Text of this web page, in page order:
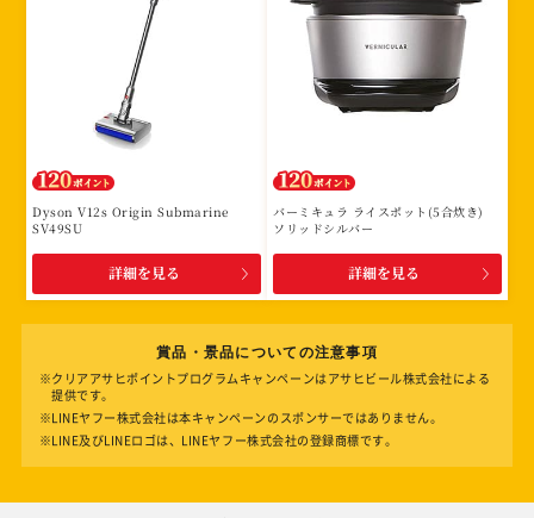
Dyson V12s Origin Submarine
SV49SU
詳細を見る
バーミキュラ ライスポット(5合炊き)
ソリッドシルバー
詳細を見る
賞品・景品についての注意事項
※クリアアサヒポイントプログラムキャンペーンはアサヒビール株式会社による
提供です。
※LINEヤフー株式会社は本キャンペーンのスポンサーではありません。
※LINE及びLINEロゴは、LINEヤフー株式会社の登録商標です。